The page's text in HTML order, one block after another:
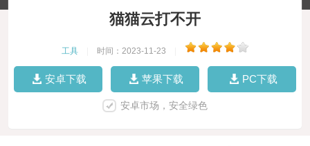
猫猫云打不开
工具 时间：2023-11-23
安卓下载 苹果下载 PC下载
安卓市场，安全绿色